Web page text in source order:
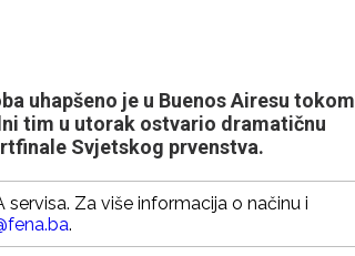
uhapšeno je u Buenos Airesu tokom
tim u utorak ostvario dramatičnu
Svjetskog prvenstva.
servisa. Za više informacija o načinu i
.